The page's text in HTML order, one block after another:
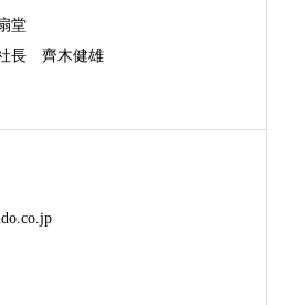
堂
長 齊木健雄